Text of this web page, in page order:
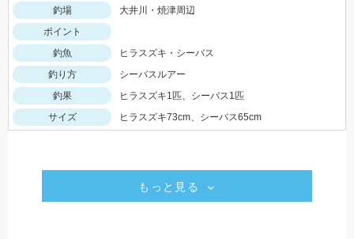
釣場
大井川・焼津周辺
ポイント
釣魚
ヒラスズキ・シーバス
釣り方
シーバスルアー
釣果
ヒラスズキ1匹、シーバス1匹
サイズ
ヒラスズキ73cm、シーバス65cm
もっと見る